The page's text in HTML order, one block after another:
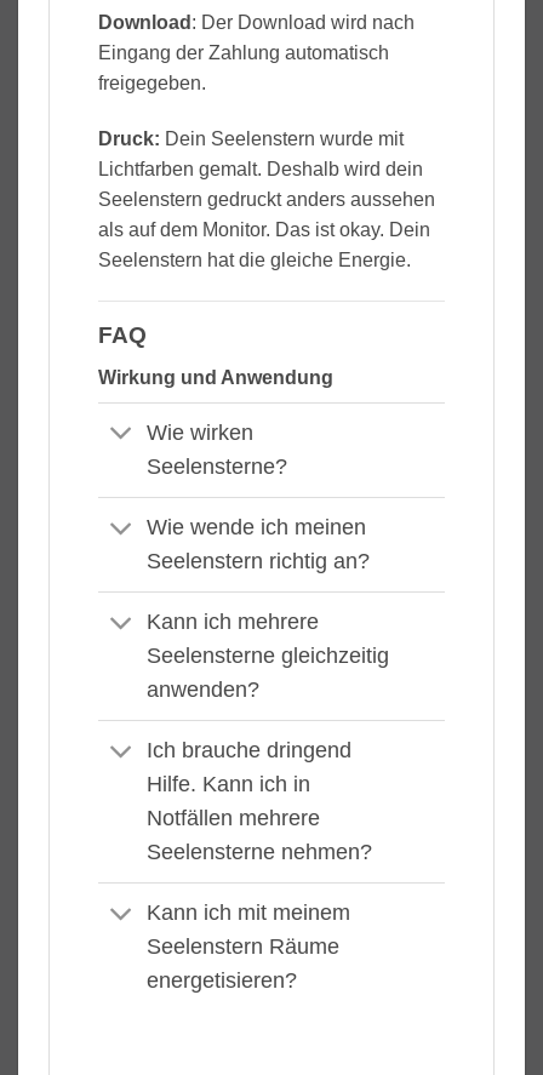
Download : Der Download wird nach
Eingang der Zahlung automatisch
freigegeben.
Druck: Dein Seelenstern wurde mit
Lichtfarben gemalt. Deshalb wird dein
Seelenstern gedruckt anders aussehen
als auf dem Monitor. Das ist okay. Dein
Seelenstern hat die gleiche Energie.
FAQ
Wirkung und Anwendung
Wie wirken
Seelensterne?
Wie wende ich meinen
Seelenstern richtig an?
Kann ich mehrere
Seelensterne gleichzeitig
anwenden?
Ich brauche dringend
Hilfe. Kann ich in
Notfällen mehrere
Seelensterne nehmen?
Kann ich mit meinem
Seelenstern Räume
energetisieren?